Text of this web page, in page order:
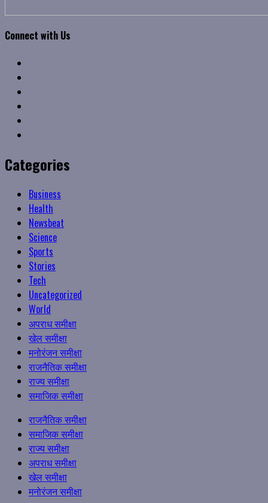
Connect with Us
Categories
Business
Health
Newsbeat
Science
Sports
Stories
Tech
Uncategorized
World
अपराध समीक्षा
खेल समीक्षा
मनोरंजन समीक्षा
राजनैतिक समीक्षा
राज्य समीक्षा
समाजिक समीक्षा
Primary
Menu
राजनैतिक समीक्षा
समाजिक समीक्षा
राज्य समीक्षा
अपराध समीक्षा
खेल समीक्षा
मनोरंजन समीक्षा